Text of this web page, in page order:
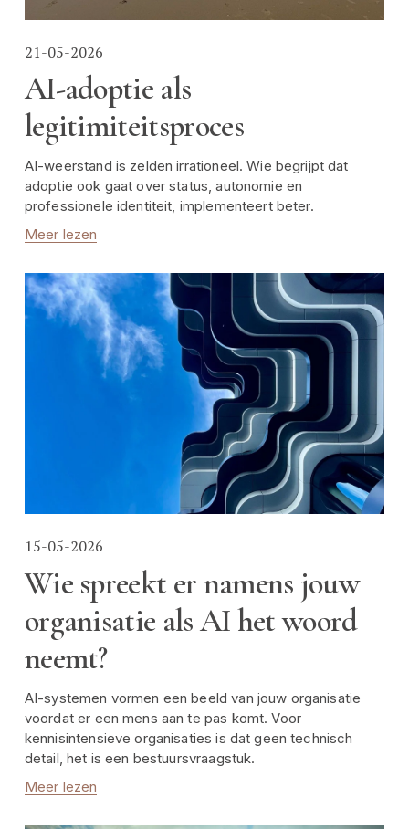
21-05-2026
AI-adoptie als
legitimiteitsproces
AI-weerstand is zelden irrationeel. Wie begrijpt dat
adoptie ook gaat over status, autonomie en
professionele identiteit, implementeert beter.
Meer lezen
15-05-2026
Wie spreekt er namens jouw
organisatie als AI het woord
neemt?
AI-systemen vormen een beeld van jouw organisatie
voordat er een mens aan te pas komt. Voor
kennisintensieve organisaties is dat geen technisch
detail, het is een bestuursvraagstuk.
Meer lezen